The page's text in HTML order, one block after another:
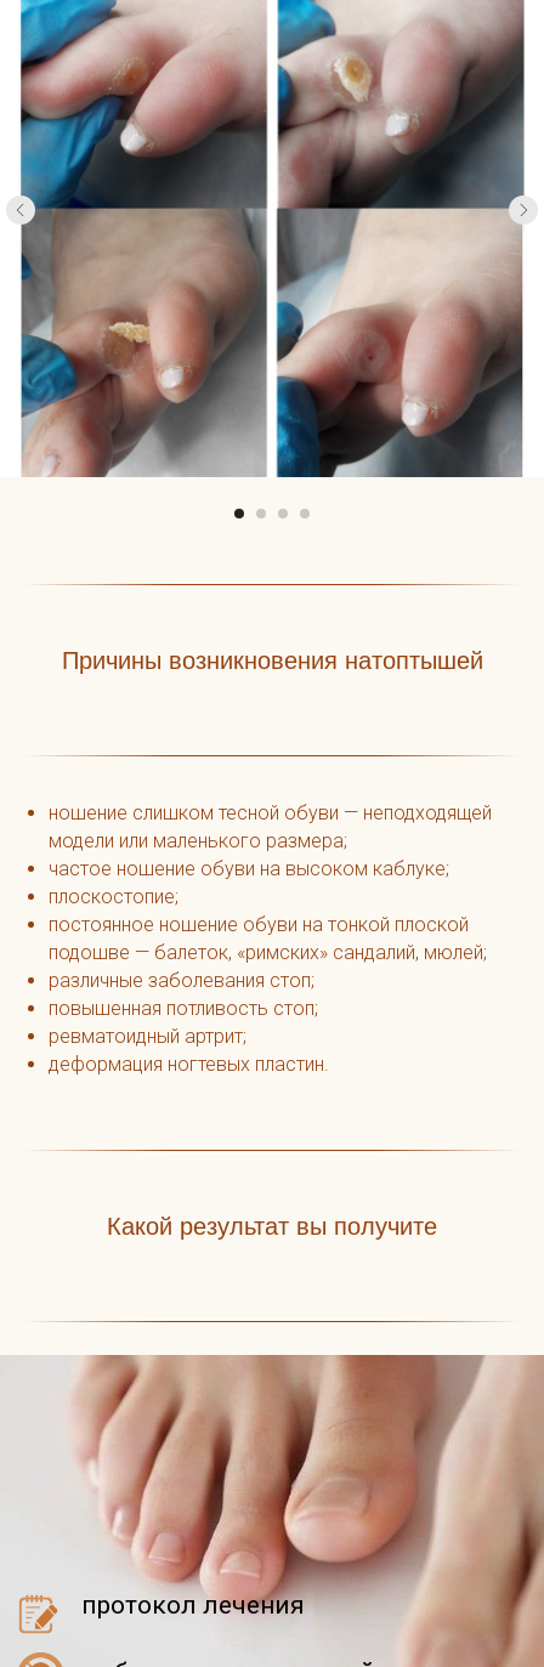
Причины возникновения натоптышей
ношение слишком тесной обуви — неподходящей
модели или маленького размера;
частое ношение обуви на высоком каблуке;
плоскостопие;
постоянное ношение обуви на тонкой плоской
подошве — балеток, «римских» сандалий, мюлей;
различные заболевания стоп;
повышенная потливость стоп;
ревматоидный артрит;
деформация ногтевых пластин.
Какой результат вы получите